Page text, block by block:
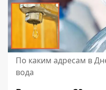
По каким адресам в
вода